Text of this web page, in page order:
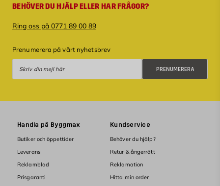
BEHÖVER DU HJÄLP ELLER HAR FRÅGOR?
Ring oss på 0771 89 00 89
Prenumerera på vårt nyhetsbrev
PRENUMERERA
Handla på Byggmax
Butiker och öppettider
Leverans
Reklamblad
Prisgaranti
Kundservice
Behöver du hjälp?
Retur & ångerrätt
Reklamation
Hitta min order